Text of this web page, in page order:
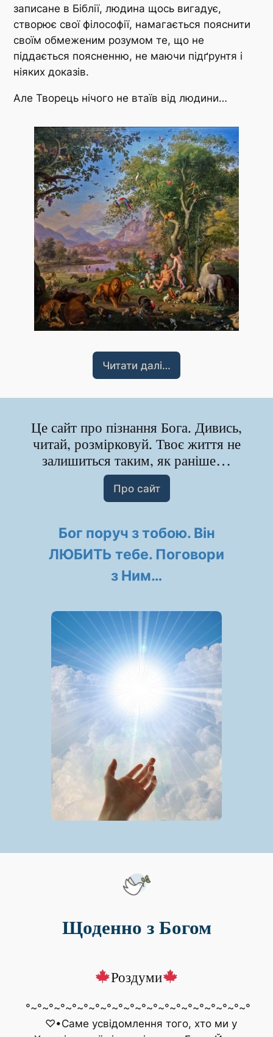
записане в Біблії, людина щось вигадує,
створює свої філософії, намагається пояснити
своїм обмеженим розумом те, що не
піддається поясненню, не маючи підґрунтя і
ніяких доказів.
Але Творець нічого не втаїв від людини…
Читати далі…
Це сайт про пізнання Бога. Дивись,
читай, розмірковуй. Твоє життя не
залишиться таким, як раніше…
Про сайт
Бог поруч з тобою. Він
ЛЮБИТЬ тебе. Поговори
з Ним…
Щоденно з Богом
Роздуми
°~°~°~°~°~°~°~°~°~°~°~°~°~°~°~°~°~°~°~°
♡•Саме усвідомлення того, хто ми у